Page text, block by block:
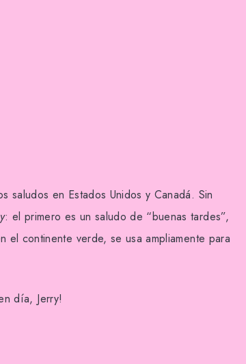
saludos en Estados Unidos y Canadá. Sin
: el primero es un saludo de “buenas tardes”,
continente verde, se usa ampliamente para
día, Jerry!